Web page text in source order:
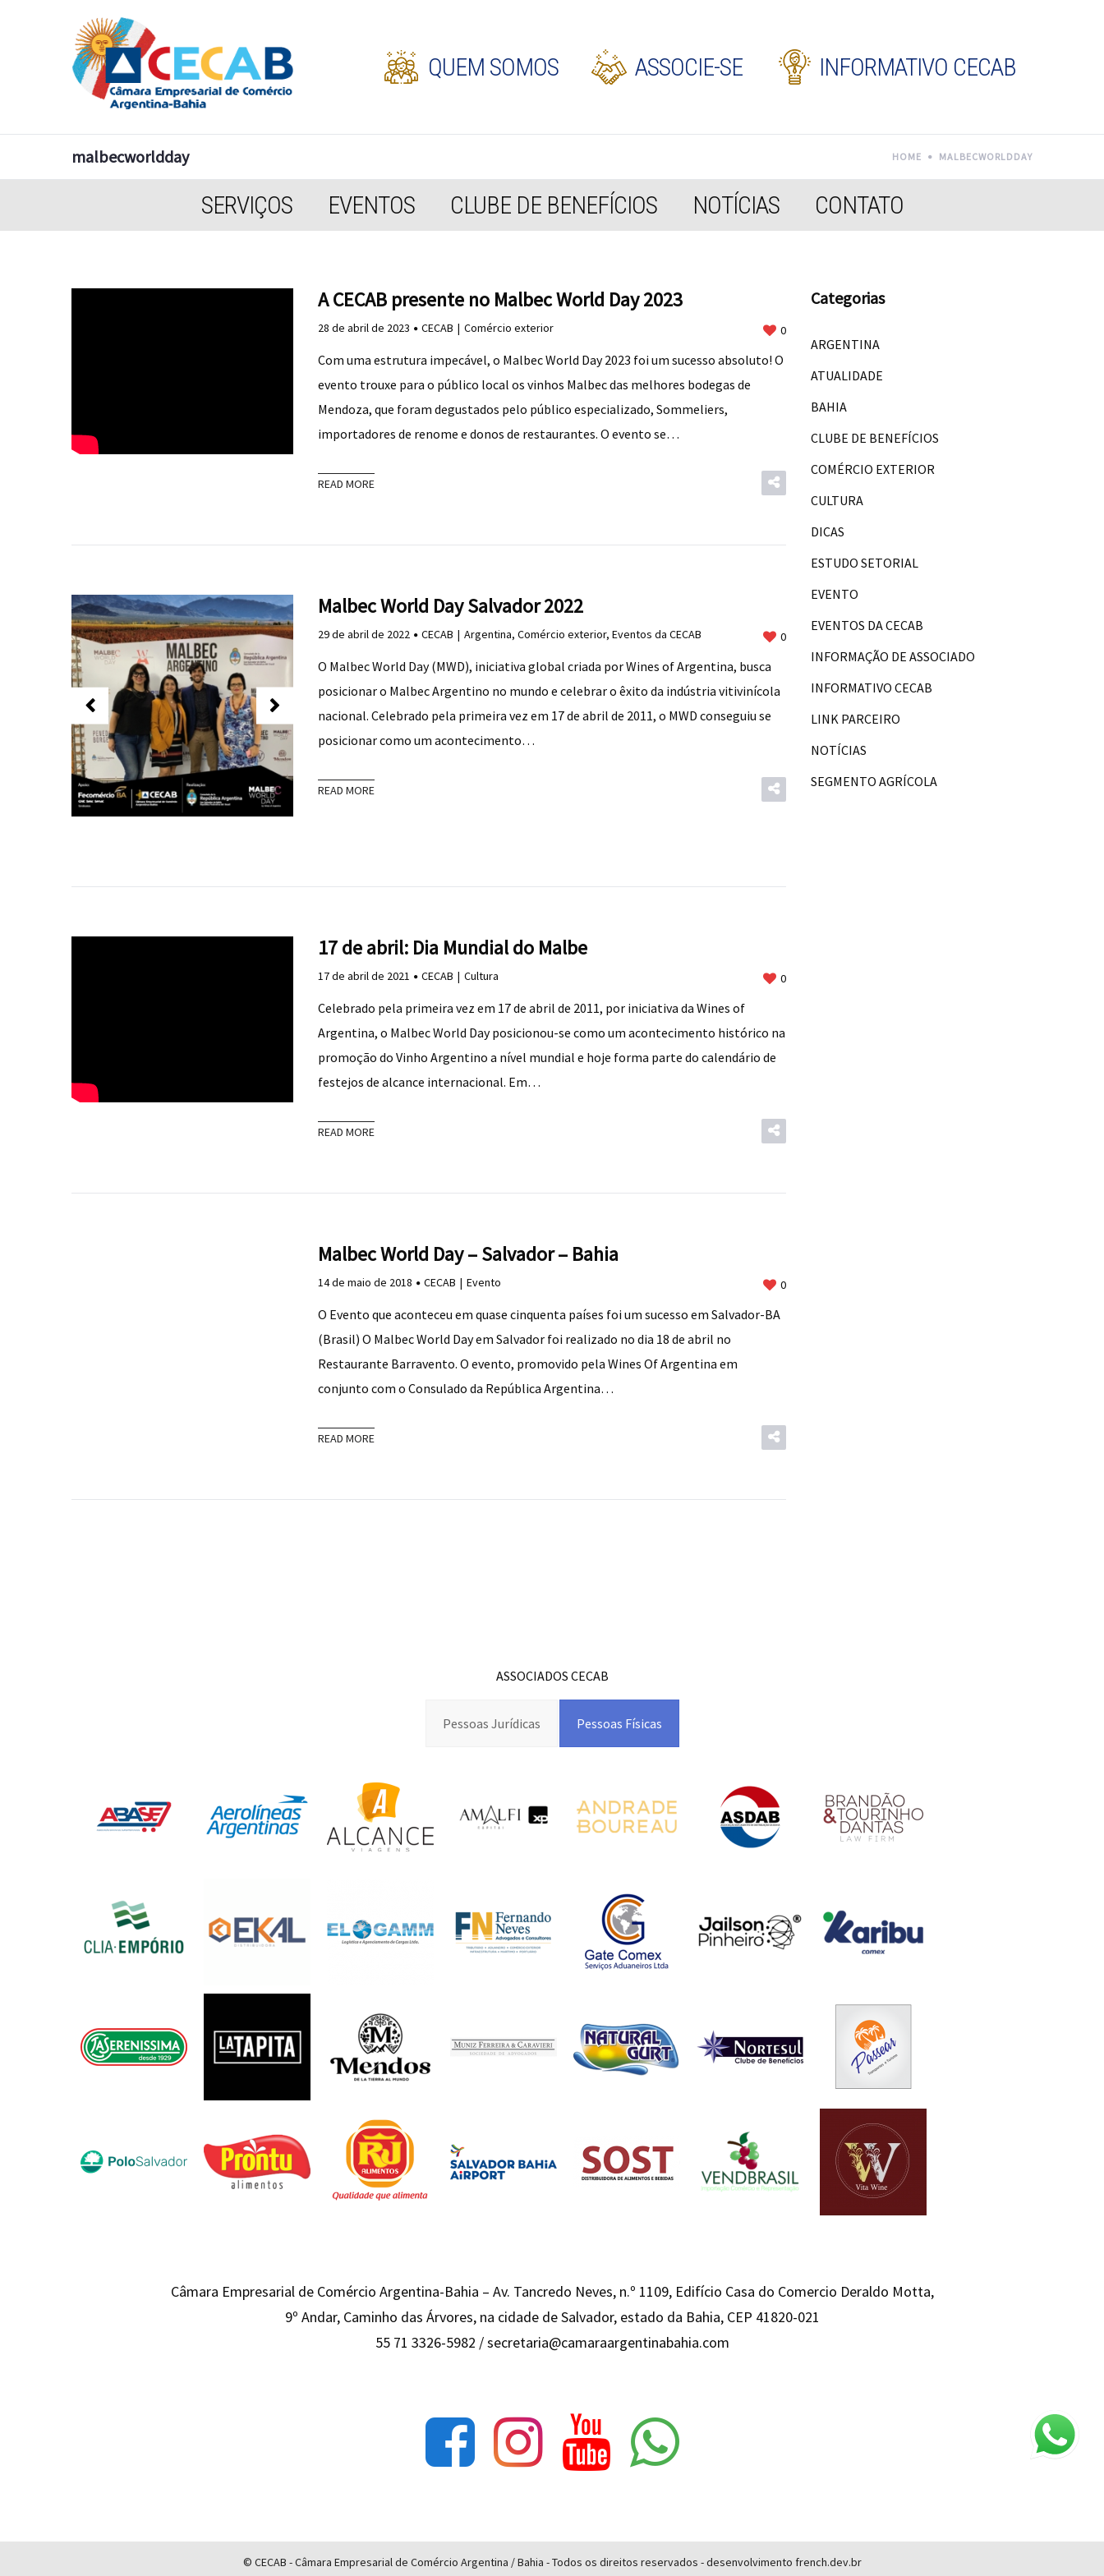
QUEM SOMOS ASSOCIE-SE INFORMATIVO CECAB
malbecworldday HOME MALBECWORLDDAY
SERVIÇOS EVENTOS CLUBE DE BENEFÍCIOS NOTÍCIAS CONTATO
A CECAB presente no Malbec World Day 2023
28 de abril de 2023 CECAB Comércio exterior 0
Com uma estrutura impecável, o Malbec World Day 2023 foi um sucesso absoluto! O
evento trouxe para o público local os vinhos Malbec das melhores bodegas de
Mendoza, que foram degustados pelo público especializado, Sommeliers,
importadores de renome e donos de restaurantes. O evento se…
READ MORE
Malbec World Day Salvador 2022
29 de abril de 2022 CECAB Argentina, Comércio exterior, Eventos da CECAB 0
O Malbec World Day (MWD), iniciativa global criada por Wines of Argentina, busca
posicionar o Malbec Argentino no mundo e celebrar o êxito da indústria vitivinícola
nacional. Celebrado pela primeira vez em 17 de abril de 2011, o MWD conseguiu se
posicionar como um acontecimento…
READ MORE
17 de abril: Dia Mundial do Malbe
17 de abril de 2021 CECAB Cultura 0
Celebrado pela primeira vez em 17 de abril de 2011, por iniciativa da Wines of
Argentina, o Malbec World Day posicionou-se como um acontecimento histórico na
promoção do Vinho Argentino a nível mundial e hoje forma parte do calendário de
festejos de alcance internacional. Em…
READ MORE
Malbec World Day – Salvador – Bahia
14 de maio de 2018 CECAB Evento 0
O Evento que aconteceu em quase cinquenta países foi um sucesso em Salvador-BA
(Brasil) O Malbec World Day em Salvador foi realizado no dia 18 de abril no
Restaurante Barravento. O evento, promovido pela Wines Of Argentina em
conjunto com o Consulado da República Argentina…
READ MORE
Categorias
ARGENTINA
ATUALIDADE
BAHIA
CLUBE DE BENEFÍCIOS
COMÉRCIO EXTERIOR
CULTURA
DICAS
ESTUDO SETORIAL
EVENTO
EVENTOS DA CECAB
INFORMAÇÃO DE ASSOCIADO
INFORMATIVO CECAB
LINK PARCEIRO
NOTÍCIAS
SEGMENTO AGRÍCOLA
ASSOCIADOS CECAB
Pessoas Jurídicas Pessoas Físicas
Câmara Empresarial de Comércio Argentina-Bahia – Av. Tancredo Neves, n.º 1109, Edifício Casa do Comercio Deraldo Motta,
9º Andar, Caminho das Árvores, na cidade de Salvador, estado da Bahia, CEP 41820-021
55 71 3326-5982 /secretaria@camaraargentinabahia.com
© CECAB - Câmara Empresarial de Comércio Argentina / Bahia - Todos os direitos reservados - desenvolvimento french.dev.br